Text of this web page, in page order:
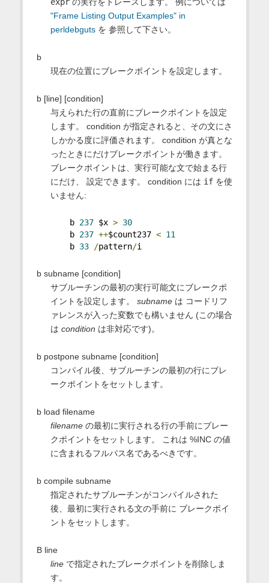
exprの実行をトレースします。 例については
"Frame Listing Output Examples" in
perldebgutsを 参照して下さい。
b
現在の位置にブレークポイントを設定します。
b [line] [condition]
与えられた行の直前にブレークポイントを設定
します。 condition が指定されると、その文にさ
しかかる度に評価されます。 condition が真とな
ったときにだけブレークポイントが働きます。
ブレークポイントは、実行可能な文で始まる行
にだけ、 設定できます。 condition には ifを使
いません:
b 237 $x > 30
b 237 ++$count237 < 11
b 33 /pattern/i
b subname [condition]
サブルーチンの最初の実行可能文にブレークポ
イントを設定します。 subnameは コードリフ
ァレンスが入った変数でも構いません (この場合
は condition は非対応です)。
b postpone subname [condition]
コンパイル後、サブルーチンの最初の行にブレ
ークポイントをセットします。
b load filename
filenameの最初に実行される行の手前にブレー
クポイントをセットします。 これは %INC の値
に含まれるフルパス名であるべきです。
b compile subname
指定されたサブルーチンがコンパイルされた
後、最初に実行される文の手前に ブレークポイ
ントをセットします。
B line
lineで指定されたブレークポイントを削除しま
す。